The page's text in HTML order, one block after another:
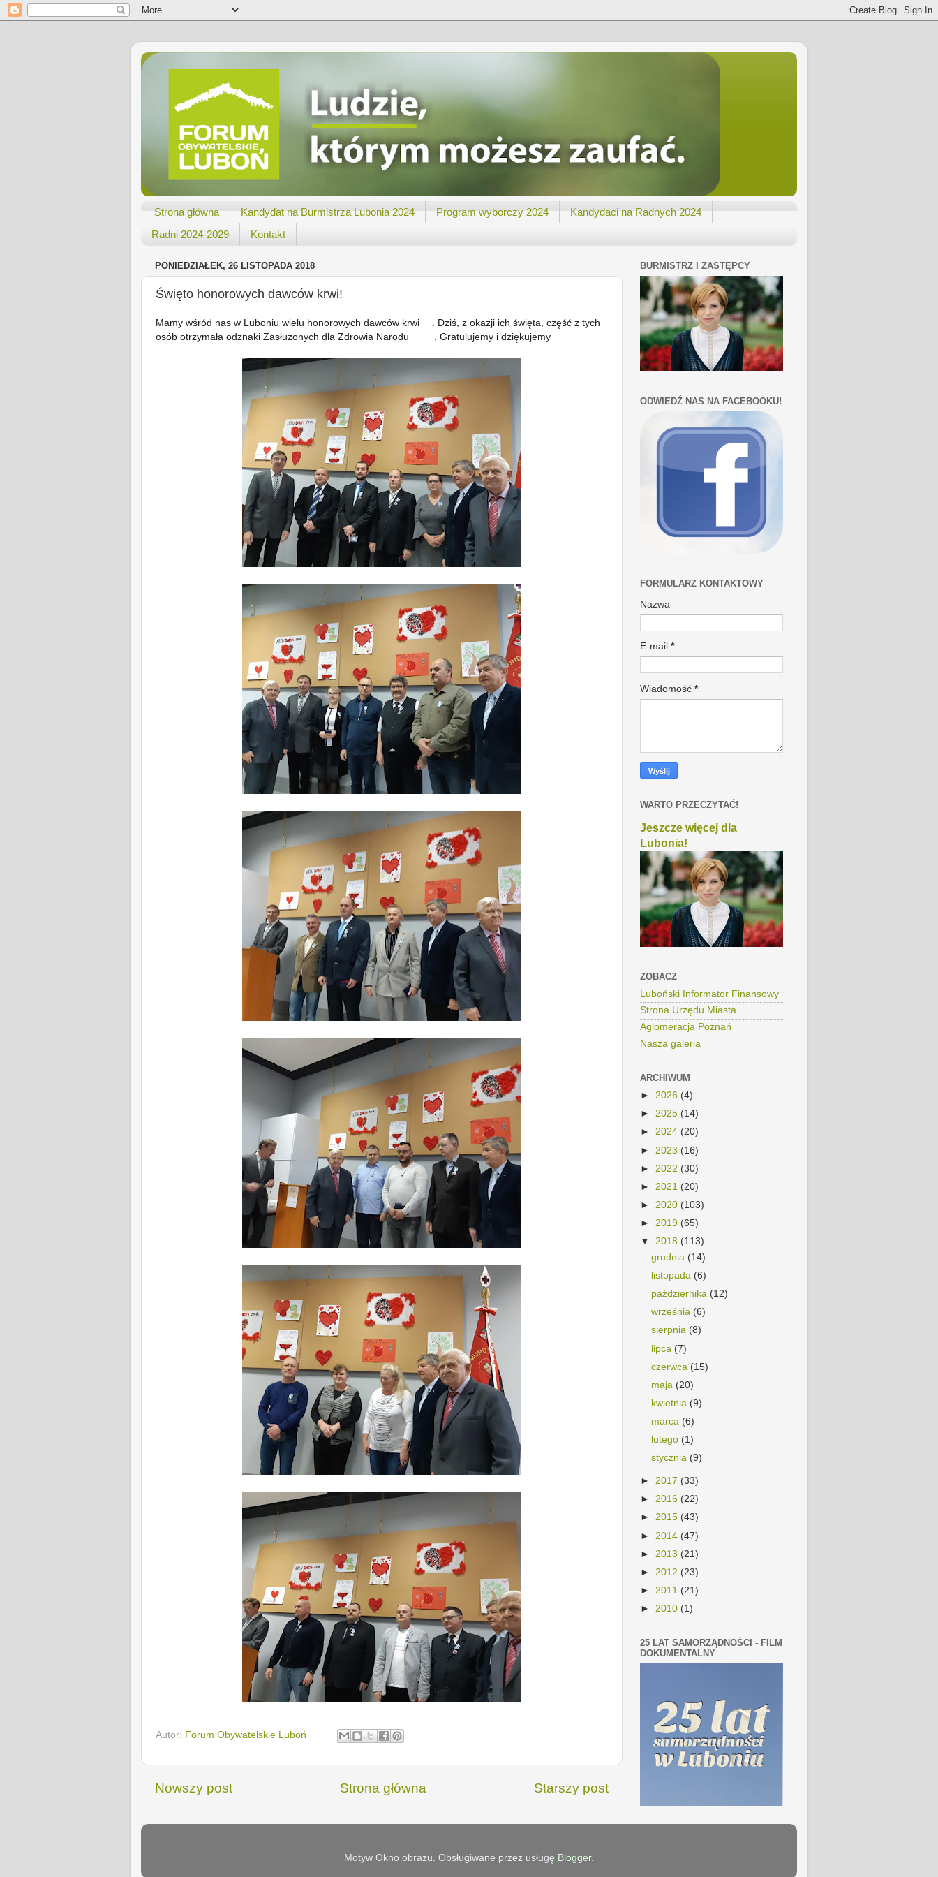
Strona główna Kandydat na Burmistrza Lubonia 2024 Program wyborczy 2024
Kandydaci na Radnych 2024
Radni 2024-2029
Kontakt
PONIEDZIAŁEK, 26 LISTOPADA 2018
Święto honorowych dawców krwi!
Mamy wśród nas w Luboniu wielu honorowych dawców krwi
. Dziś, z okazji ich święta, część z tych
osób otrzymała odznaki Zasłużonych dla Zdrowia Narodu
. Gratulujemy i dziękujemy
Autor: Forum Obywatelskie Luboń
Nowszy post Starszy post
Strona główna
BURMISTRZ I ZASTĘPCY
ODWIEDŹ NAS NA FACEBOOKU!
FORMULARZ KONTAKTOWY
Nazwa
E-mail *
Wiadomość *
WARTO PRZECZYTAĆ!
Jeszcze więcej dla
Lubonia!
ZOBACZ
Luboński Informator Finansowy
Strona Urzędu Miasta
Aglomeracja Poznań
Nasza galeria
ARCHIWUM
► 2026 (4)
► 2025 (14)
► 2024 (20)
► 2023 (16)
► 2022 (30)
► 2021 (20)
► 2020 (103)
► 2019 (65)
▼ 2018 (113)
grudnia (14)
listopada (6)
października (12)
września (6)
sierpnia (8)
lipca (7)
czerwca (15)
maja (20)
kwietnia (9)
marca (6)
lutego (1)
stycznia (9)
► 2017 (33)
► 2016 (22)
► 2015 (43)
► 2014 (47)
► 2013 (21)
► 2012 (23)
► 2011 (21)
► 2010 (1)
25 LAT SAMORZĄDNOŚCI - FILM
DOKUMENTALNY
Motyw Okno obrazu. Obsługiwane przez usługę Blogger.